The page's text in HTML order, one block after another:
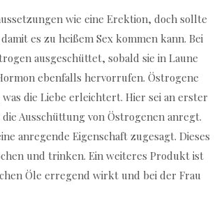
wie eine Erektion, doch sollte
es zu heißem Sex kommen kann. Bei
ausgeschüttet, sobald sie in Laune
ebenfalls hervorrufen. Östrogene
die Liebe erleichtert. Hier sei an erster
Ausschüttung von Östrogenen anregt.
anregende Eigenschaft zugesagt. Dieses
und trinken. Ein weiteres Produkt ist
Öle erregend wirkt und bei der Frau